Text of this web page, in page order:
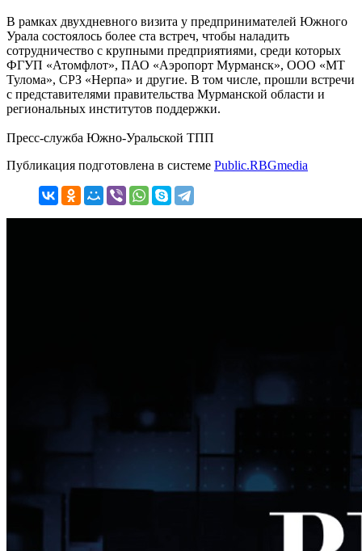
В рамках двухдневного визита у предпринимателей Южного
Урала состоялось более ста встреч, чтобы наладить
сотрудничество с крупными предприятиями, среди которых
ФГУП «Атомфлот», ПАО «Аэропорт Мурманск», ООО «МТ
Тулома», СРЗ «Нерпа» и другие. В том числе, прошли встречи
с представителями правительства Мурманской области и
региональных институтов поддержки.
Пресс-служба Южно-Уральской ТПП
Публикация подготовлена в системе Public.RBGmedia